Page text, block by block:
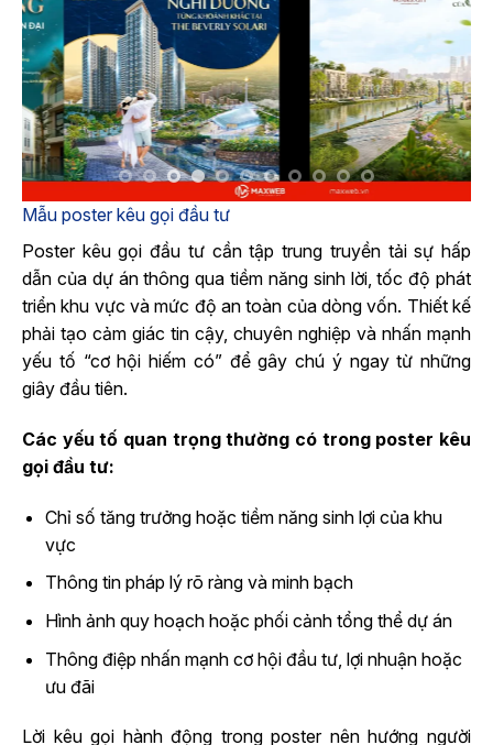
Mẫu poster kêu gọi đầu tư
Poster kêu gọi đầu tư cần tập trung truyền tải sự hấp
dẫn của dự án thông qua tiềm năng sinh lời, tốc độ phát
triển khu vực và mức độ an toàn của dòng vốn. Thiết kế
phải tạo cảm giác tin cậy, chuyên nghiệp và nhấn mạnh
yếu tố “cơ hội hiếm có” để gây chú ý ngay từ những
giây đầu tiên.
Các yếu tố quan trọng thường có trong poster kêu
gọi đầu tư:
Chỉ số tăng trưởng hoặc tiềm năng sinh lợi của khu
vực
Thông tin pháp lý rõ ràng và minh bạch
Hình ảnh quy hoạch hoặc phối cảnh tổng thể dự án
Thông điệp nhấn mạnh cơ hội đầu tư, lợi nhuận hoặc
ưu đãi
Lời kêu gọi hành động trong poster nên hướng người